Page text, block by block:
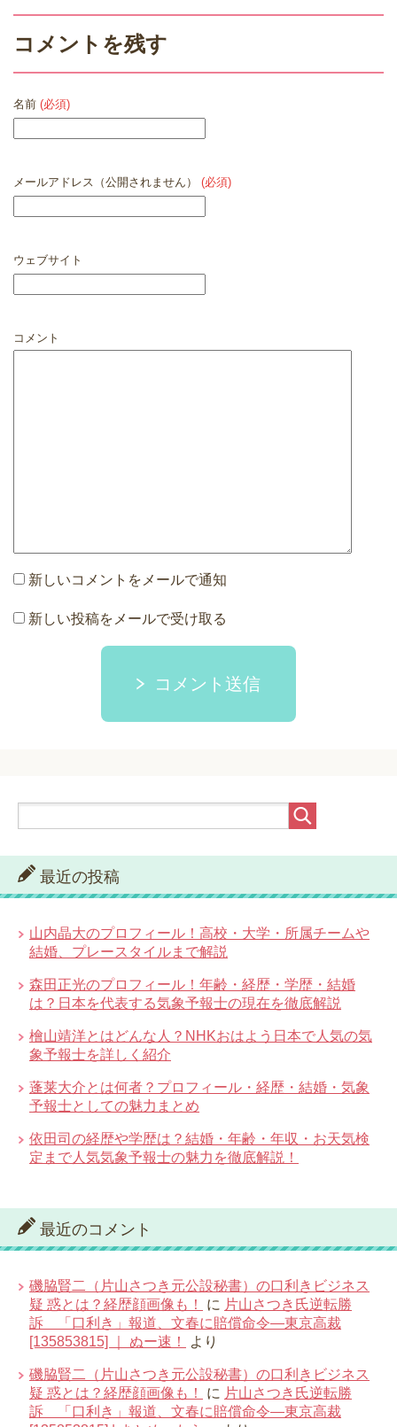
コメントを残す
名前 (必須)
メールアドレス（公開されません） (必須)
ウェブサイト
コメント
新しいコメントをメールで通知
新しい投稿をメールで受け取る
コメント送信
最近の投稿
山内晶大のプロフィール！高校・大学・所属チームや
結婚、プレースタイルまで解説
森田正光のプロフィール！年齢・経歴・学歴・結婚
は？日本を代表する気象予報士の現在を徹底解説
檜山靖洋とはどんな人？NHKおはよう日本で人気の気
象予報士を詳しく紹介
蓬莱大介とは何者？プロフィール・経歴・結婚・気象
予報士としての魅力まとめ
依田司の経歴や学歴は？結婚・年齢・年収・お天気検
定まで人気気象予報士の魅力を徹底解説！
最近のコメント
磯脇賢二（片山さつき元公設秘書）の口利きビジネス
疑 惑とは？経歴顔画像も！
に 片山さつき氏逆転勝
訴 「口利き」報道、文春に賠償命令―東京高裁
[135853815] ｜ ぬー速！
より
磯脇賢二（片山さつき元公設秘書）の口利きビジネス
疑 惑とは？経歴顔画像も！
に 片山さつき氏逆転勝
訴 「口利き」報道、文春に賠償命令―東京高裁